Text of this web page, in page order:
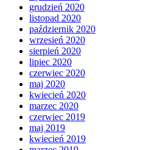
grudzień 2020
listopad 2020
październik 2020
wrzesień 2020
sierpień 2020
lipiec 2020
czerwiec 2020
maj 2020
kwiecień 2020
marzec 2020
czerwiec 2019
maj 2019
kwiecień 2019